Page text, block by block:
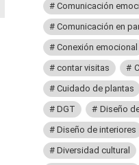
Comunicación
Comunicación en
Conexión emocional
contar visitas
Cuidado de plantas
DGT
Diseño
Diseño de interiores
Diversidad cultural